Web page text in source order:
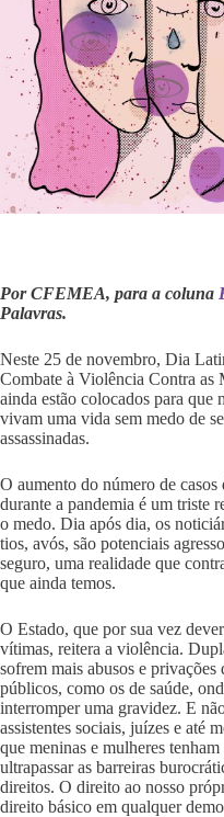
Por CFEMEA, para a coluna
Palavras.
Neste 25 de novembro, Dia
Combate à Violência Contra as
ainda estão colocados para que
vivam uma vida sem medo de
assassinadas.
O aumento do número de
durante a pandemia é um triste
o medo. Dia após dia, os
tios, avós, são potenciais
seguro, uma realidade que
que ainda temos.
O Estado, que por sua vez
vítimas, reitera a violência.
sofrem mais abusos e privações
públicos, como os de saúde,
interromper uma gravidez. E
assistentes sociais, juízes e até
que meninas e mulheres
ultrapassar as barreiras
direitos. O direito ao nosso
direito básico em qualquer